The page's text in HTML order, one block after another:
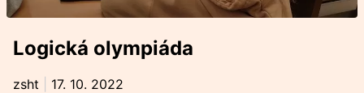
Logická olympiáda
zsht 17. 10. 2022